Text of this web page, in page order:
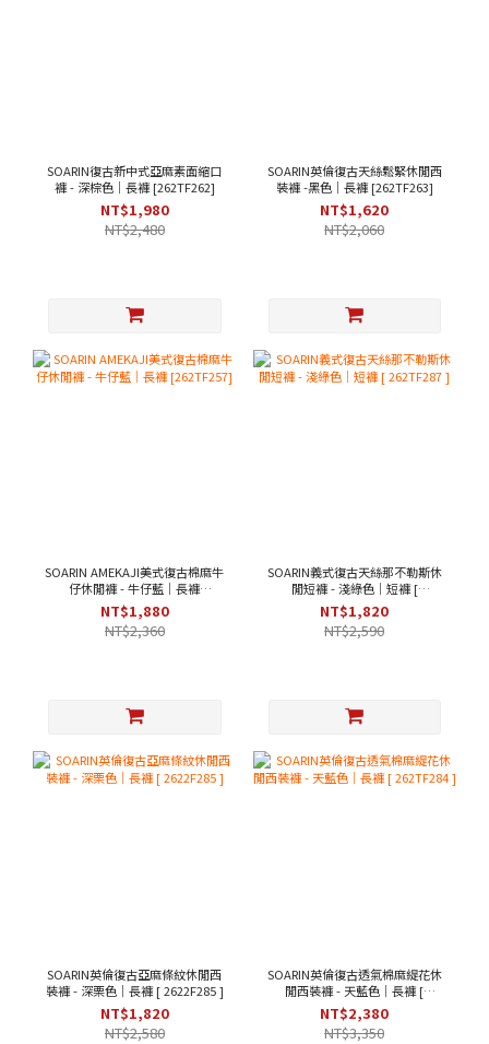
SOARIN復古新中式亞麻素面縮口
褲 - 深棕色｜長褲 [262TF262]
NT$1,980
NT$2,480
SOARIN英倫復古天絲鬆緊休閒西
裝褲 -黑色｜長褲 [262TF263]
NT$1,620
NT$2,060
SOARIN AMEKAJI美式復古棉麻牛
仔休閒褲 - 牛仔藍｜長褲
[262TF257]
NT$1,880
NT$2,360
SOARIN義式復古天絲那不勒斯休
閒短褲 - 淺綠色｜短褲 [
262TF287 ]
NT$1,820
NT$2,590
SOARIN英倫復古亞麻條紋休閒西
裝褲 - 深栗色｜長褲 [ 2622F285 ]
NT$1,820
NT$2,580
SOARIN英倫復古透氣棉麻緹花休
閒西裝褲 - 天藍色｜長褲 [
262TF284 ]
NT$2,380
NT$3,350